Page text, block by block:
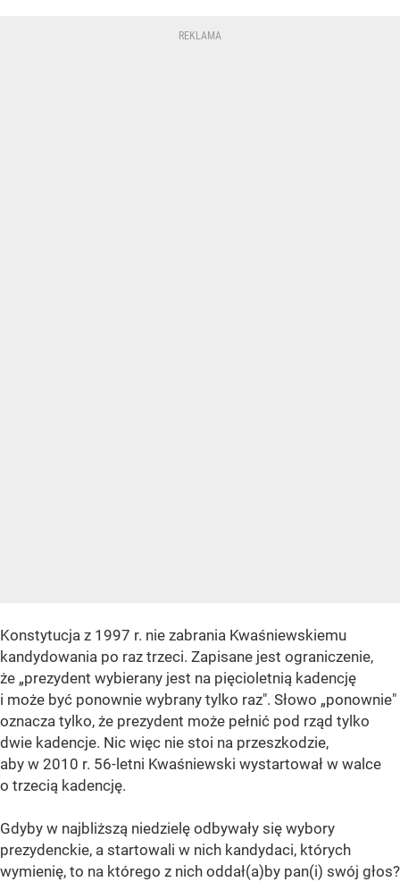
Konstytucja z 1997 r. nie zabrania Kwaśniewskiemu
kandydowania po raz trzeci. Zapisane jest ograniczenie,
że „prezydent wybierany jest na pięcioletnią kadencję
i może być ponownie wybrany tylko raz". Słowo „ponownie"
oznacza tylko, że prezydent może pełnić pod rząd tylko
dwie kadencje. Nic więc nie stoi na przeszkodzie,
aby w 2010 r. 56-letni Kwaśniewski wystartował w walce
o trzecią kadencję.
Gdyby w najbliższą niedzielę odbywały się wybory
prezydenckie, a startowali w nich kandydaci, których
wymienię, to na którego z nich oddał(a)by pan(i) swój głos?